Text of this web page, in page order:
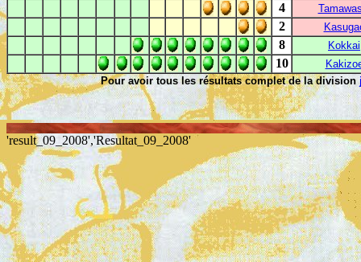
4
2
8 Kokkai
10
Pour avoir tous les résultats complet de la division
'result_09_2008','Resultat_09_2008'